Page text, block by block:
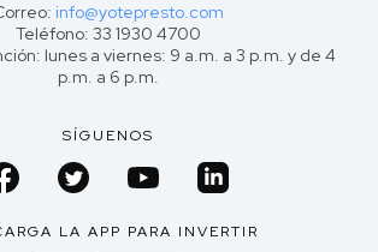
info@yotepresto.com
Teléfono: 33 1930 4700
lunes a viernes: 9 a.m. a 3 p.m. y de 4
p.m. a 6 p.m.
SÍGUENOS
LA APP PARA INVERTIR